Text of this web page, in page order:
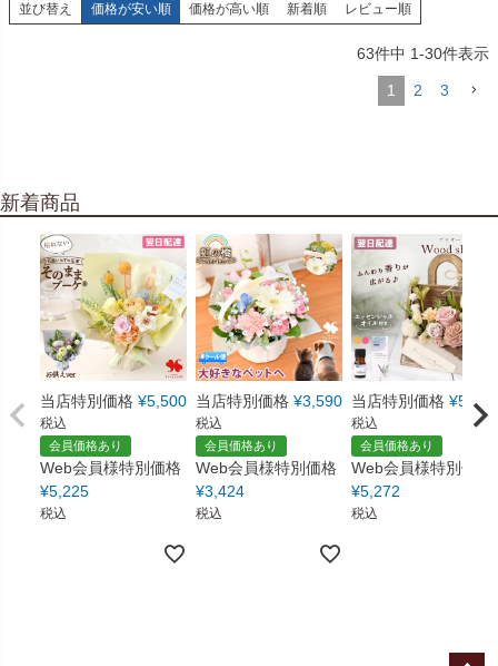
並び替え 価格が安い順 価格が高い順 新着順 レビュー順
63件中 1-30件表示
1 2 3
新着商品
当店特別価格 ¥5,500
税込
会員価格あり
Web会員様特別価格
¥5,225
税込
当店特別価格 ¥3,590
税込
会員価格あり
Web会員様特別価格
¥3,424
税込
当店特別価格 ¥5,550
税込
会員価格あり
Web会員様特別価格
¥5,272
税込